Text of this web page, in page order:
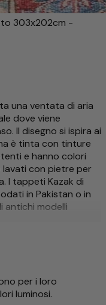
303x202cm -
una ventata di aria
dove viene
Il disegno si ispira ai
è tinta con tinture
e hanno colori
lavati con pietre per
I tappeti Kazak di
in Pakistan o in
antichi modelli
decorato
per i loro
luminosi.